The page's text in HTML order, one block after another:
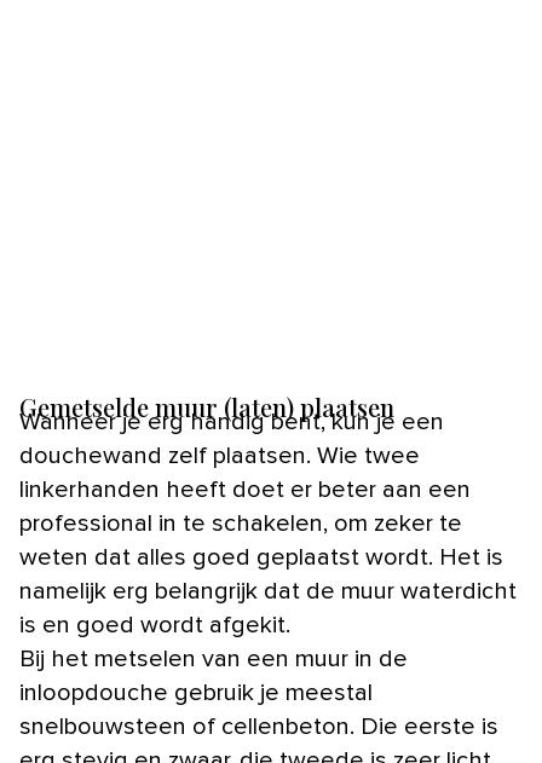
Gemetselde muur (laten) plaatsen
Wanneer je erg handig bent, kun je een
douchewand zelf plaatsen. Wie twee
linkerhanden heeft doet er beter aan een
professional in te schakelen, om zeker te
weten dat alles goed geplaatst wordt. Het is
namelijk erg belangrijk dat de muur waterdicht
is en goed wordt afgekit.
Bij het metselen van een muur in de
inloopdouche gebruik je meestal
snelbouwsteen of cellenbeton. Die eerste is